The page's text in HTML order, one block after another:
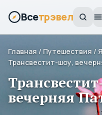
Всетрэвел
Главная / Путешествия /
Трансвестит-шоу,
вечерняя